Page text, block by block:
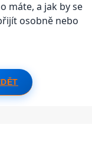
máte, a jak by se
osobně nebo